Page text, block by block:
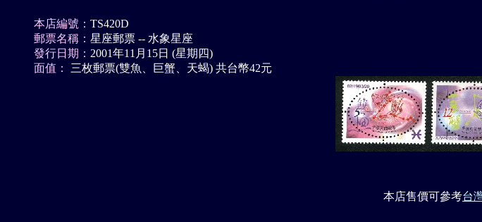
本店編號： TS420D
郵票名稱： 星座郵票 -- 水象星座
發行日期： 2001年11月15日 (星期四)
面值：
三枚郵票(雙魚、巨蟹、天蝎) 共台幣42元
本店售價可參考台